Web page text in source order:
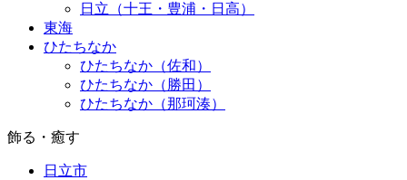
日立（十王・豊浦・日高）
東海
ひたちなか
ひたちなか（佐和）
ひたちなか（勝田）
ひたちなか（那珂湊）
飾る・癒す
日立市